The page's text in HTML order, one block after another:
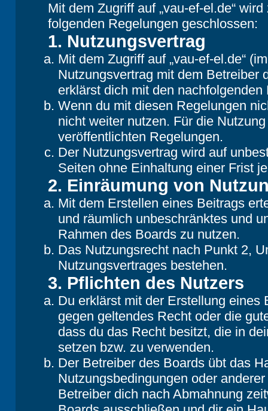
Mit dem Zugriff auf „vau-ef-el.de“
folgenden Regelungen geschlossen:
1. Nutzungsvertrag
Mit dem Zugriff auf „vau-ef-el.de“
Nutzungsvertrag mit dem Betreiber
erklärst dich mit den
Wenn du mit diesen Regelungen
nicht weiter nutzen. Für die
veröffentlichten Regelungen.
Der Nutzungsvertrag wird auf
Seiten ohne Einhaltung einer Frist
2. Einräumung von
Mit dem Erstellen eines Beitrags
und räumlich unbeschränktes und
Rahmen des Boards zu nutzen.
Das Nutzungsrecht nach Punkt 2,
Nutzungsvertrages bestehen.
3. Pflichten des Nutzers
Du erklärst mit der Erstellung eines
gegen geltendes Recht oder die
dass du das Recht besitzt, die in
setzen bzw. zu verwenden.
Der Betreiber des Boards übt das
Nutzungsbedingungen oder
Betreiber dich nach Abmahnung